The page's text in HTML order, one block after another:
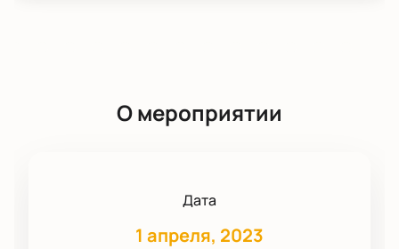
О мероприятии
Дата
1 апреля, 2023